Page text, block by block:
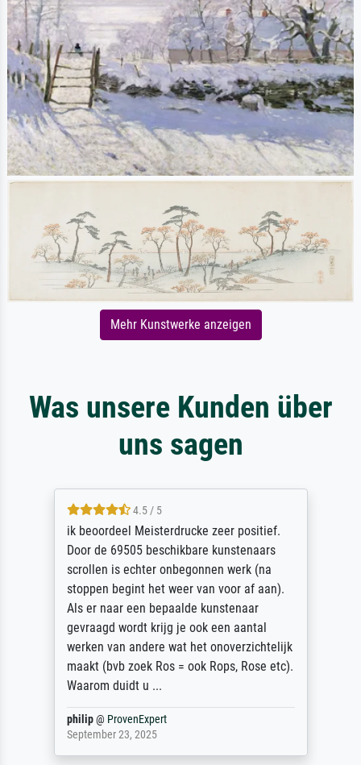
Mehr Kunstwerke anzeigen
Was unsere Kunden über
uns sagen
4.5 / 5
ik beoordeel Meisterdrucke zeer positief.
Door de 69505 beschikbare kunstenaars
scrollen is echter onbegonnen werk (na
stoppen begint het weer van voor af aan).
Als er naar een bepaalde kunstenaar
gevraagd wordt krijg je ook een aantal
werken van andere wat het onoverzichtelijk
maakt (bvb zoek Ros = ook Rops, Rose etc).
Waarom duidt u ...
philip@ ProvenExpert
September 23, 2025